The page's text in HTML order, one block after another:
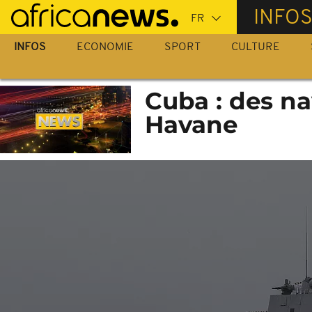
Passer
au
contenu
INFOS
INFOS ECONOMIE SPORT CULTURE
Cuba : des
Havane